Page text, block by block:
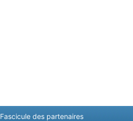
Fascicule des partenaires